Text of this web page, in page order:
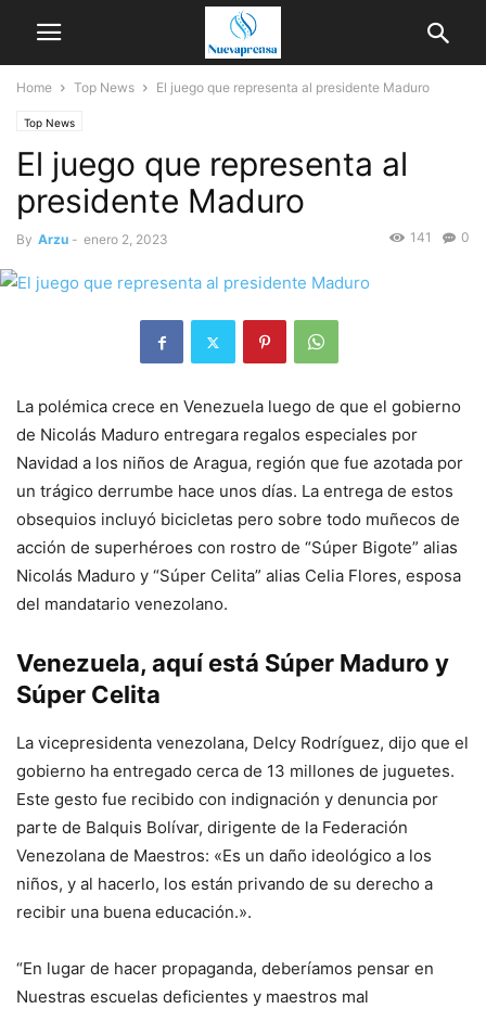
Home Top News El juego que representa al presidente Maduro
Top News
El juego que representa al
presidente Maduro
By Arzu - enero 2, 2023 0
141
La polémica crece en Venezuela luego de que el gobierno
de Nicolás Maduro entregara regalos especiales por
Navidad a los niños de Aragua, región que fue azotada por
un trágico derrumbe hace unos días. La entrega de estos
obsequios incluyó bicicletas pero sobre todo muñecos de
acción de superhéroes con rostro de “Súper Bigote” alias
Nicolás Maduro y “Súper Celita” alias Celia Flores, esposa
del mandatario venezolano.
Venezuela, aquí está Súper Maduro y
Súper Celita
La vicepresidenta venezolana, Delcy Rodríguez, dijo que el
gobierno ha entregado cerca de 13 millones de juguetes.
Este gesto fue recibido con indignación y denuncia por
parte de Balquis Bolívar, dirigente de la Federación
Venezolana de Maestros: «Es un daño ideológico a los
niños, y al hacerlo, los están privando de su derecho a
recibir una buena educación.».
“En lugar de hacer propaganda, deberíamos pensar en
Nuestras escuelas deficientes y maestros mal